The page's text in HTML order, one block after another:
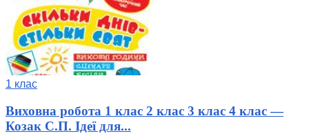
1 клас
Виховна робота 1 клас 2 клас 3 клас 4 клас —
Козак С.П. Ідеї для...